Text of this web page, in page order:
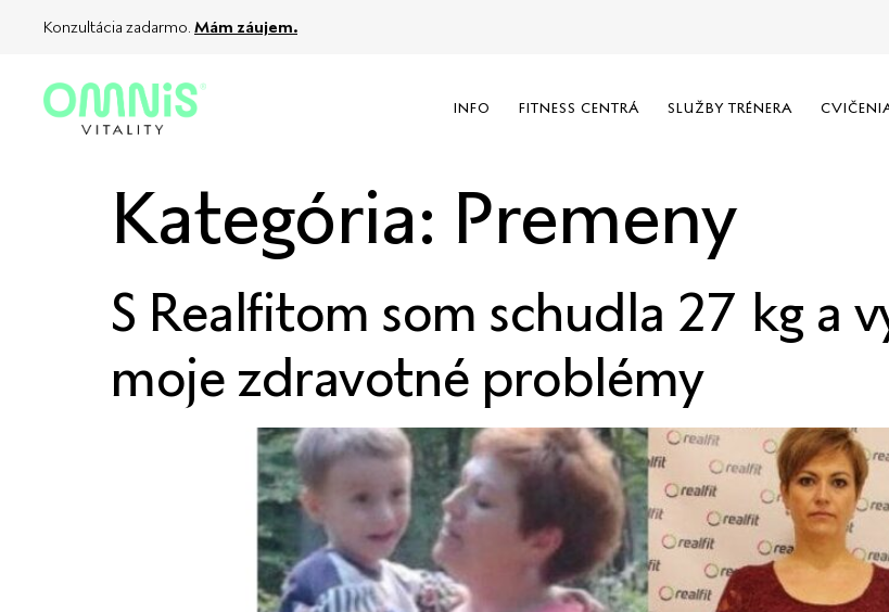
Konzultácia zadarmo. Mám záujem.
INFO FITNESS CENTRÁ SLUŽBY TRÉNERA
Kategória: Premeny
S Realfitom som schudla 27 kg a
moje zdravotné problémy